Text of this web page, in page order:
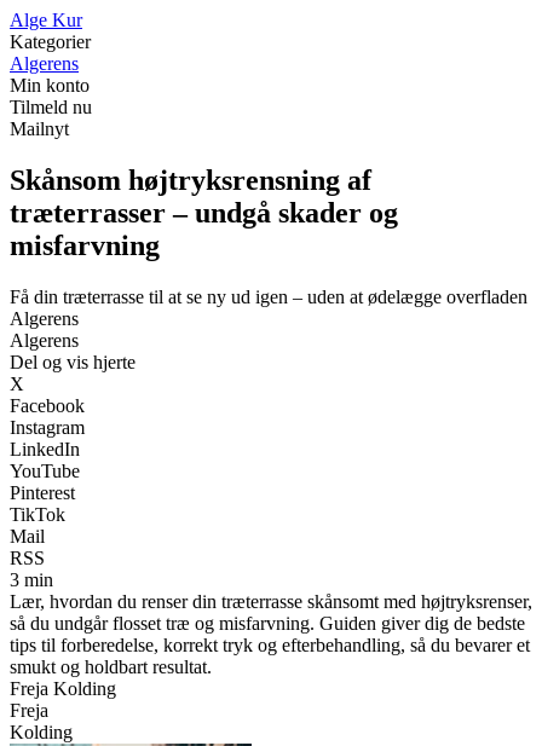
Alge Kur
Kategorier
Algerens
Min konto
Tilmeld nu
Mailnyt
Skånsom højtryksrensning af
træterrasser – undgå skader og
misfarvning
Få din træterrasse til at se ny ud igen – uden at ødelægge overfladen
Algerens
Algerens
Del og vis hjerte
X
Facebook
Instagram
LinkedIn
YouTube
Pinterest
TikTok
Mail
RSS
3 min
Lær, hvordan du renser din træterrasse skånsomt med højtryksrenser,
så du undgår flosset træ og misfarvning. Guiden giver dig de bedste
tips til forberedelse, korrekt tryk og efterbehandling, så du bevarer et
smukt og holdbart resultat.
Freja Kolding
Freja
Kolding